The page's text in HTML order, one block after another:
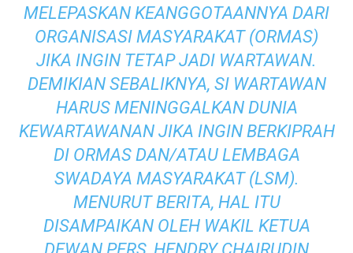
MELEPASKAN KEANGGOTAANNYA DARI
ORGANISASI MASYARAKAT (ORMAS)
JIKA INGIN TETAP JADI WARTAWAN.
DEMIKIAN SEBALIKNYA, SI WARTAWAN
HARUS MENINGGALKAN DUNIA
KEWARTAWANAN JIKA INGIN BERKIPRAH
DI ORMAS DAN/ATAU LEMBAGA
SWADAYA MASYARAKAT (LSM).
MENURUT BERITA, HAL ITU
DISAMPAIKAN OLEH WAKIL KETUA